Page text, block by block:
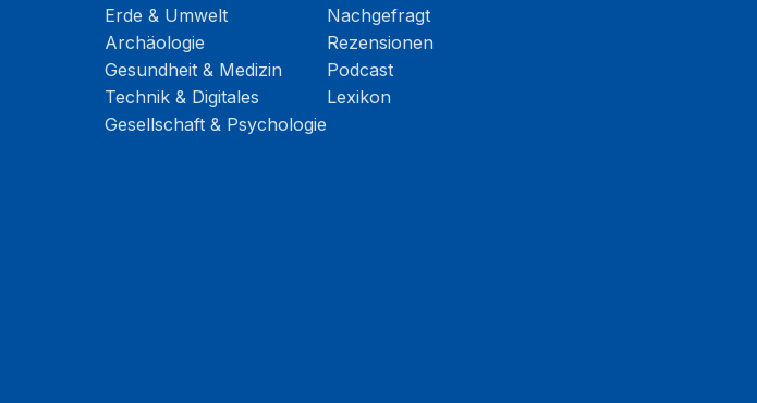
Erde & Umwelt
Archäologie
Gesundheit & Medizin
Technik & Digitales
Gesellschaft & Psychologie
Nachgefragt
Rezensionen
Podcast
Lexikon